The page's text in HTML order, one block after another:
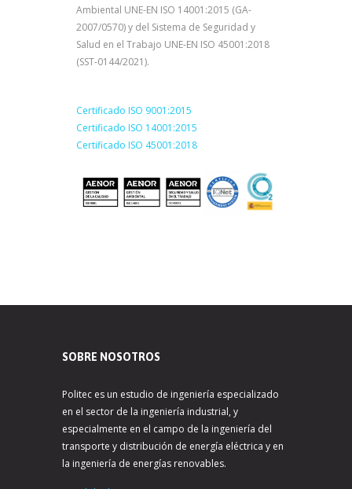
Ambiental UNE-EN ISO 14001:2015 (GA-
2007/0570) y del Sistema de Seguridad y
Salud en el Trabajo UNE-EN ISO 45001:2018
(SST-0144/2021).
Certificado ISO 9001:2015
Certificado ISO 14001:2015
Certificado ISO 45001:2018
SOBRE NOSOTROS
Politec es un estudio de ingeniería especializado
en el sector de la ingeniería industrial, y
especialmente en el campo de la ingeniería del
transporte y distribución de energía eléctrica y en
la ingeniería de energías renovables.